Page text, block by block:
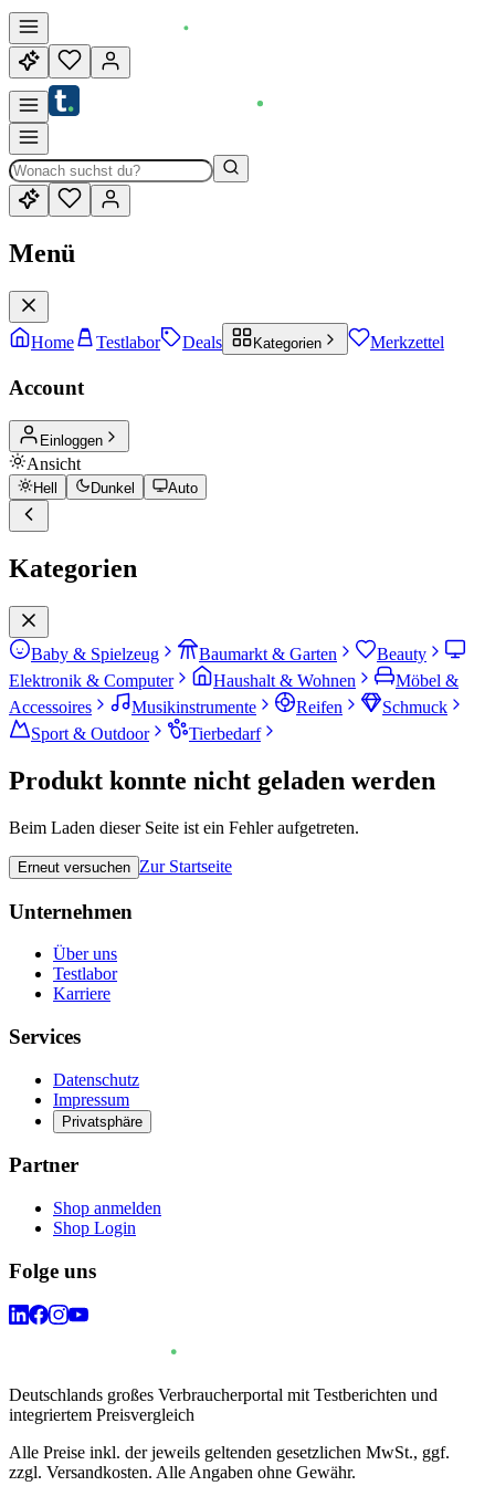
Menü
Home Testlabor Deals Kategorien Merkzettel
Account
Einloggen
Ansicht
Hell Dunkel Auto
Kategorien
Baby & Spielzeug Baumarkt & Garten
Beauty
Elektronik & Computer
Haushalt & Wohnen
Möbel &
Accessoires
Musikinstrumente Reifen
Schmuck
Sport & Outdoor
Tierbedarf
Produkt konnte nicht geladen werden
Beim Laden dieser Seite ist ein Fehler aufgetreten.
Erneut versuchen Zur Startseite
Unternehmen
Über uns
Testlabor
Karriere
Services
Datenschutz
Impressum
Privatsphäre
Partner
Shop anmelden
Shop Login
Folge uns
Deutschlands großes Verbraucherportal mit Testberichten und
integriertem Preisvergleich
Alle Preise inkl. der jeweils geltenden gesetzlichen MwSt., ggf.
zzgl. Versandkosten. Alle Angaben ohne Gewähr.